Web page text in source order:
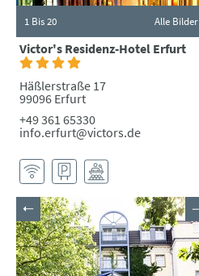
1 Bis 20 Alle Bilder
Victor's Residenz-Hotel Erfurt
Häßlerstraße 17
99096 Erfurt
+49 361 65330
info.erfurt@victors.de